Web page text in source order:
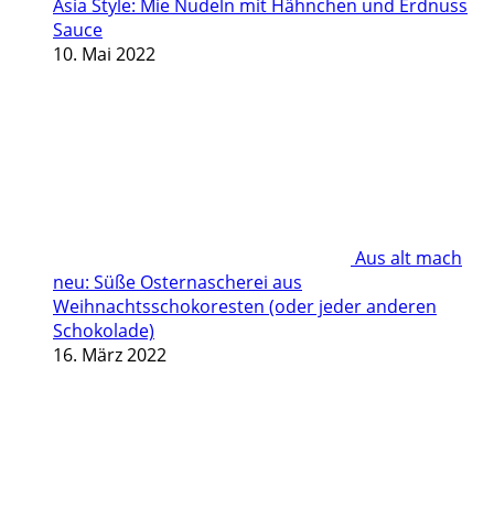
Asia Style: Mie Nudeln mit Hähnchen und Erdnuss
Sauce
10. Mai 2022
Aus alt mach
neu: Süße Osternascherei aus
Weihnachtsschokoresten (oder jeder anderen
Schokolade)
16. März 2022